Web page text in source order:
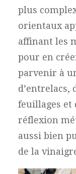
plus
orientaux
affinant les
pour en
parvenir à
d’entrelacs,
feuillages et
réflexion
aussi bien
de la